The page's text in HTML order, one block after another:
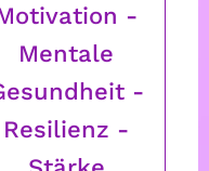
-
Mentale
-
Resilienz -